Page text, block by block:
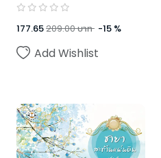
177.65209.00บาท -15 %
Add Wishlist